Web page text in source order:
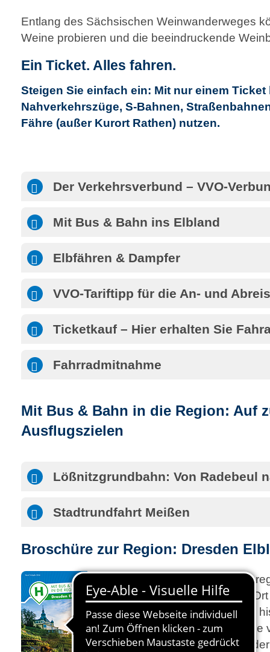
Entlang des Sächsischen Weinwanderweges
Weine probieren und die beeindruckende
Ein Ticket. Alles fahren.
Steigen Sie einfach ein: Mit nur einem Ticket
Nahverkehrszüge, S-Bahnen,
Fähre (außer Kurort Rathen) nutzen.
Der Verkehrsverbund – VVO-
Mit Bus & Bahn ins Elbland
Elbfähren & Dampfer
VVO-Tariftipp für die An- und
Ticketkauf – Hier erhalten Sie
Fahrradmitnahme
Mit Bus & Bahn in die Region: Auf
Ausflugszielen
Lößnitzgrundbahn: Von Radebeul
Stadtrundfahrt Meißen
Broschüre zur Region: Dresden
Wir entführen Sie in die
Wir zeigen Ihnen, wie Sie vor
– mit S-Bahn, Bus, Fähre oder
In unserer Broschüre finden Sie
eine übersichtliche Karte, auf